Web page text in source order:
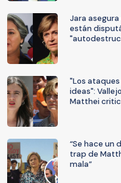
Jara
están
"Los
ideas":
Matthei
“Se hace un
trap de
mala”